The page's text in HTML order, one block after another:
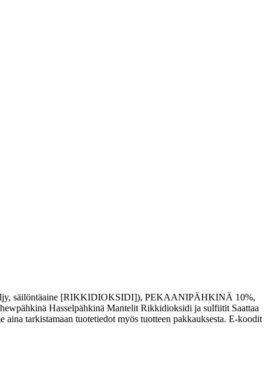
säilöntäaine [RIKKIDIOKSIDI]), PEKAANIPÄHKINÄ 10%,
Hasselpähkinä Mantelit Rikkidioksidi ja sulfiitit Saattaa
aina tarkistamaan tuotetiedot myös tuotteen pakkauksesta. E-koodit